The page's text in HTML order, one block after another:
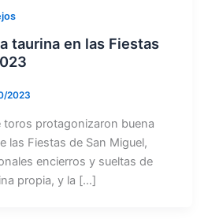
taurina en las Fiestas
2023
toros protagonizaron buena
las Fiestas de San Miguel,
encierros y sueltas de
propia, y la […]